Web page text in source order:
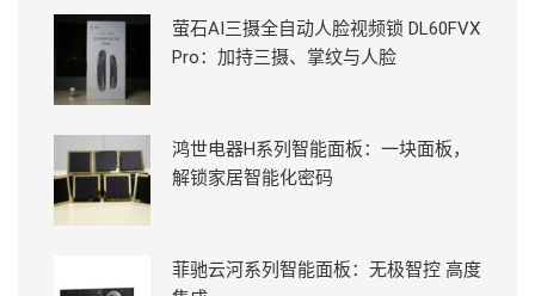
萤石AI三摄全自动人脸视频锁 DL60FVX
Pro：加持三摄、掌纹与人脸
鸿世电器H系列智能面板：一块面板，
解锁家居智能化密码
菲驰云河系列智能面板：无极智控 高度